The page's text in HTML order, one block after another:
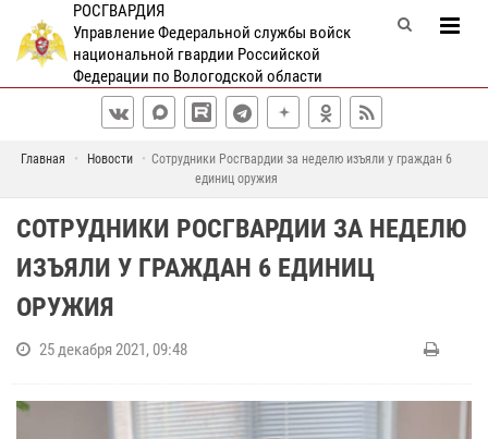
РОСГВАРДИЯ
Управление Федеральной службы войск
национальной гвардии Российской
Федерации по Вологодской области
Главная Новости
Сотрудники Росгвардии за неделю изъяли у граждан 6
единиц оружия
СОТРУДНИКИ РОСГВАРДИИ ЗА НЕДЕЛЮ
ИЗЪЯЛИ У ГРАЖДАН 6 ЕДИНИЦ
ОРУЖИЯ
25 декабря 2021, 09:48